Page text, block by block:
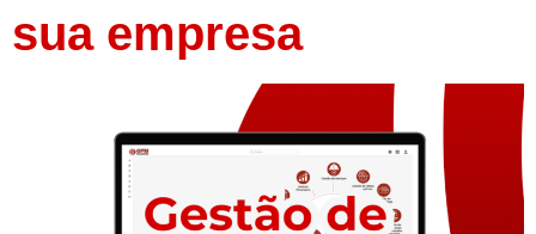
sua empresa